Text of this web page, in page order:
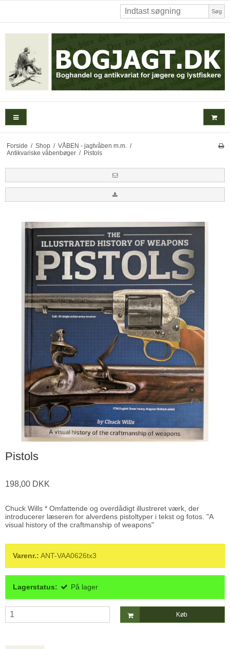
Søg
Forside / Shop / VÅBEN - jagtvåben m.m. /
Antikvariske våbenbøger / Pistols
Pistols
198,00 DKK
Chuck Wills * Omfattende og overdådigt illustreret værk, der
introducerer læseren for alverdens pistoltyper i tekst og fotos. "A
visual history of the craftmanship of weapons"
Varenr.: ANT-VAA0626tx3
Lagerstatus: På lager
Køb